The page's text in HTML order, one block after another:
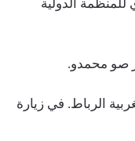
الدولية
صو محمدو.
الرباط. في زيارة